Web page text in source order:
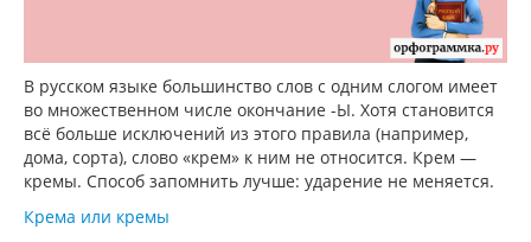
В русском языке большинство слов с одним слогом имеет
во множественном числе окончание -Ы. Хотя становится
всё больше исключений из этого правила (например,
дома, сорта), слово «крем» к ним не относится. Крем —
кремы. Способ запомнить лучше: ударение не меняется.
Крема или кремы